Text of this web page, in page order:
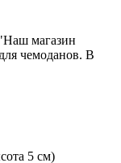
магазин
чемоданов. В